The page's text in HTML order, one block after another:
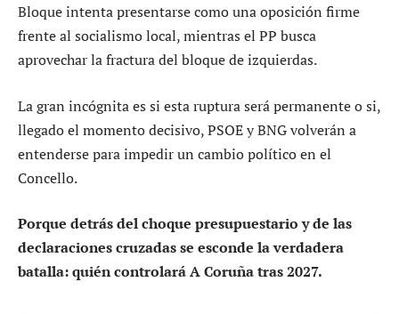
Bloque intenta presentarse como una oposición firme
frente al socialismo local, mientras el PP busca
aprovechar la fractura del bloque de izquierdas.
La gran incógnita es si esta ruptura será permanente o si,
llegado el momento decisivo, PSOE y BNG volverán a
entenderse para impedir un cambio político en el
Concello.
Porque detrás del choque presupuestario y de las
declaraciones cruzadas se esconde la verdadera
batalla: quién controlará A Coruña tras 2027.